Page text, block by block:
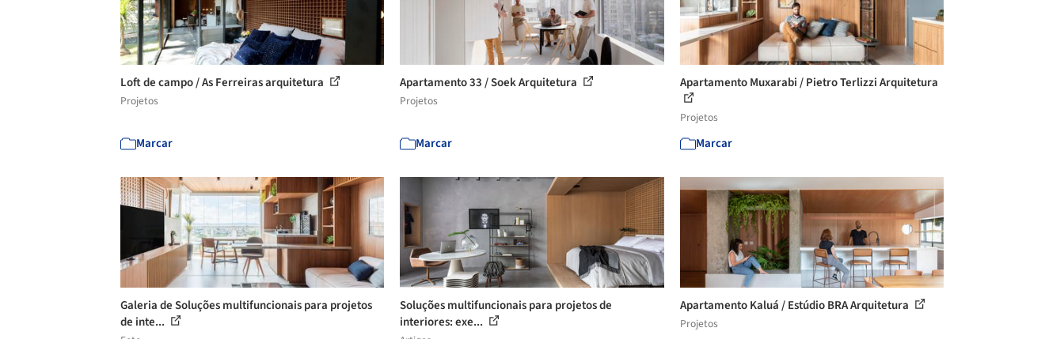
Loft de campo / As Ferreiras arquitetura
Projetos
Marcar
Apartamento 33 / Soek Arquitetura
Projetos
Marcar
Apartamento Muxarabi / Pietro Terlizzi Arquitetura
Projetos
Marcar
Galeria de Soluções multifuncionais para projetos
de inte...
Soluções multifuncionais para projetos de
interiores: exe...
Apartamento Kaluá / Estúdio BRA Arquitetura
Projetos